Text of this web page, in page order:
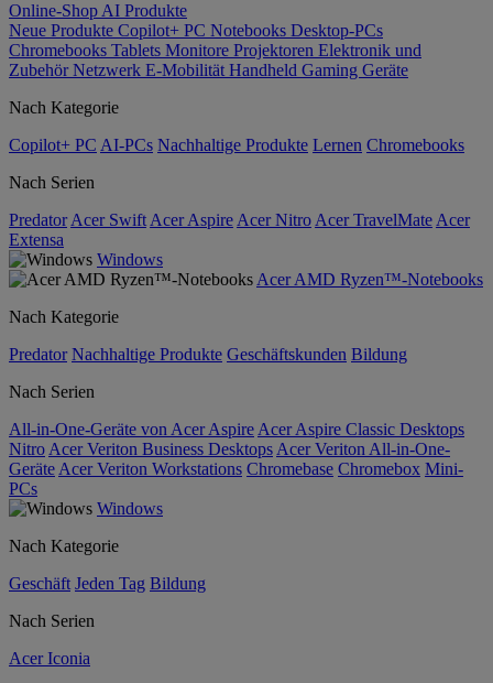
Online-Shop AI Produkte
Neue Produkte Copilot+ PC Notebooks Desktop-PCs
Chromebooks Tablets Monitore Projektoren Elektronik und
ZubehörNetzwerk E-Mobilität Handheld Gaming Geräte
Nach Kategorie
Copilot+ PC AI-PCs Nachhaltige Produkte Lernen Chromebooks
Nach Serien
Predator Acer Swift Acer Aspire Acer Nitro Acer TravelMate Acer
Extensa
Windows
Acer AMD Ryzen™-Notebooks
Nach Kategorie
Predator Nachhaltige Produkte Geschäftskunden Bildung
Nach Serien
All-in-One-Geräte von Acer Aspire Acer Aspire Classic Desktops
Nitro Acer Veriton Business Desktops Acer Veriton All-in-One-
Geräte Acer Veriton Workstations Chromebase Chromebox Mini-
PCs
Windows
Nach Kategorie
Geschäft Jeden Tag Bildung
Nach Serien
Acer Iconia